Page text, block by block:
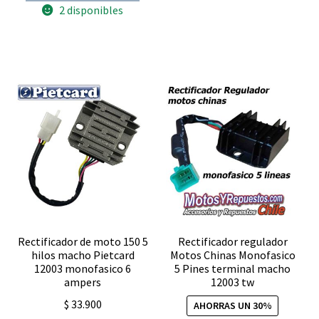
1052
TW
2 disponibles
Rectificador de moto 150 5
hilos macho Pietcard
12003 monofasico 6
ampers
$ 33.900
Rectificador regulador
Motos Chinas Monofasico
5 Pines terminal macho
12003 tw
AHORRAS UN 30%